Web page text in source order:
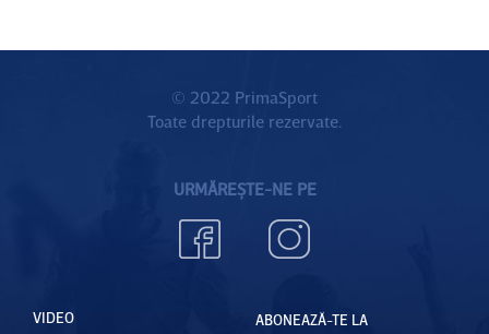
© 2022 PrimaSport
Toate drepturile rezervate.
URMĂREȘTE-NE PE
VIDEO
ABONEAZĂ-TE LA